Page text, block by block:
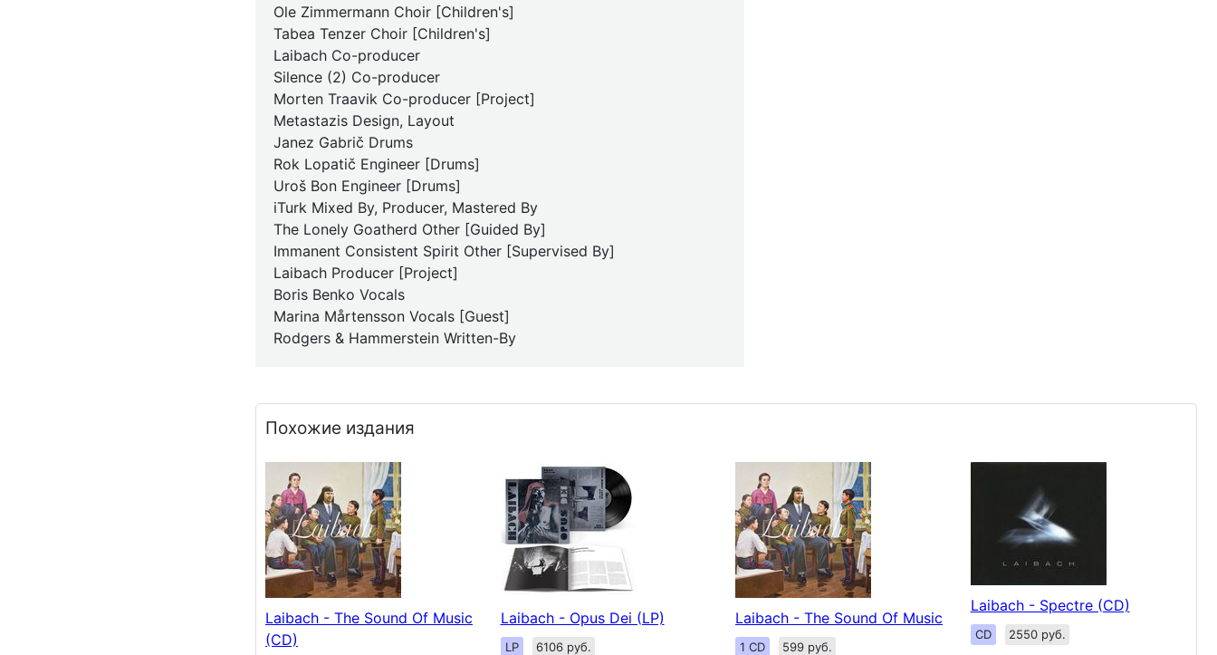
Ole Zimmermann Choir [Children's]
Tabea Tenzer Choir [Children's]
Laibach Co-producer
Silence (2) Co-producer
Morten Traavik Co-producer [Project]
Metastazis Design, Layout
Janez Gabrič Drums
Rok Lopatič Engineer [Drums]
Uroš Bon Engineer [Drums]
iTurk Mixed By, Producer, Mastered By
The Lonely Goatherd Other [Guided By]
Immanent Consistent Spirit Other [Supervised By]
Laibach Producer [Project]
Boris Benko Vocals
Marina Mårtensson Vocals [Guest]
Rodgers & Hammerstein Written-By
Похожие издания
Laibach - The Sound Of Music
(CD)
Laibach - Opus Dei (LP)
LP 6106 руб.
Laibach - The Sound Of Music
1 CD 599 руб.
Laibach - Spectre (CD)
CD 2550 руб.